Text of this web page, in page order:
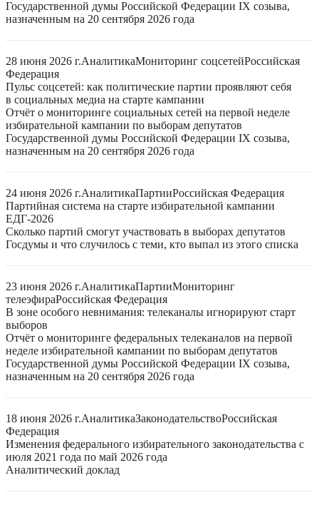
Государственной думы Российской Федерации IX созыва,
назначенным на 20 сентября 2026 года
28 июня 2026 г.АналитикаМониторинг соцсетейРоссийская
Федерация
Пульс соцсетей: как политические партии проявляют себя
в социальных медиа на старте кампании
Отчёт о мониторинге социальных сетей на первой неделе
избирательной кампании по выборам депутатов
Государственной думы Российской Федерации IX созыва,
назначенным на 20 сентября 2026 года
24 июня 2026 г.АналитикаПартииРоссийская Федерация
Партийная система на старте избирательной кампании
ЕДГ-2026
Сколько партий смогут участвовать в выборах депутатов
Госдумы и что случилось с теми, кто выпал из этого списка
23 июня 2026 г.АналитикаПартииМониторинг
телеэфираРоссийская Федерация
В зоне особого невнимания: телеканалы игнорируют старт
выборов
Отчёт о мониторинге федеральных телеканалов на первой
неделе избирательной кампании по выборам депутатов
Государственной думы Российской Федерации IX созыва,
назначенным на 20 сентября 2026 года
18 июня 2026 г.АналитикаЗаконодательствоРоссийская
Федерация
Изменения федерального избирательного законодательства с
июля 2021 года по май 2026 года
Аналитический доклад